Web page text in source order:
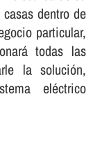
dentro de
particular,
todas las
la solución,
eléctrico